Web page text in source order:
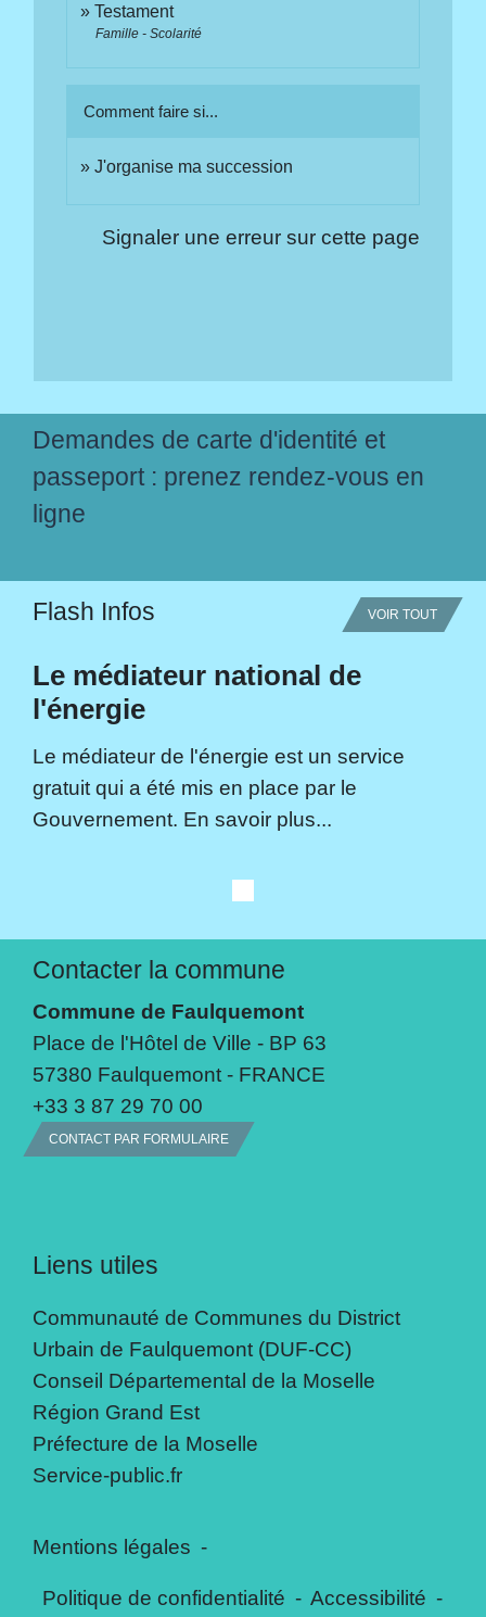
Testament
Famille - Scolarité
Comment faire si...
J'organise ma succession
Signaler une erreur sur cette page
Demandes de carte d'identité et
passeport : prenez rendez-vous en
ligne
Flash Infos VOIR TOUT
Le médiateur national de
l'énergie
Le médiateur de l'énergie est un service
gratuit qui a été mis en place par le
Gouvernement. En savoir plus...
Contacter la commune
Commune de Faulquemont
Place de l'Hôtel de Ville - BP 63
57380 Faulquemont - FRANCE
+33 3 87 29 70 00
CONTACT PAR FORMULAIRE
Liens utiles
Communauté de Communes du District
Urbain de Faulquemont (DUF-CC)
Conseil Départemental de la Moselle
Région Grand Est
Préfecture de la Moselle
Service-public.fr
Mentions légales -
Politique de confidentialité - Accessibilité -